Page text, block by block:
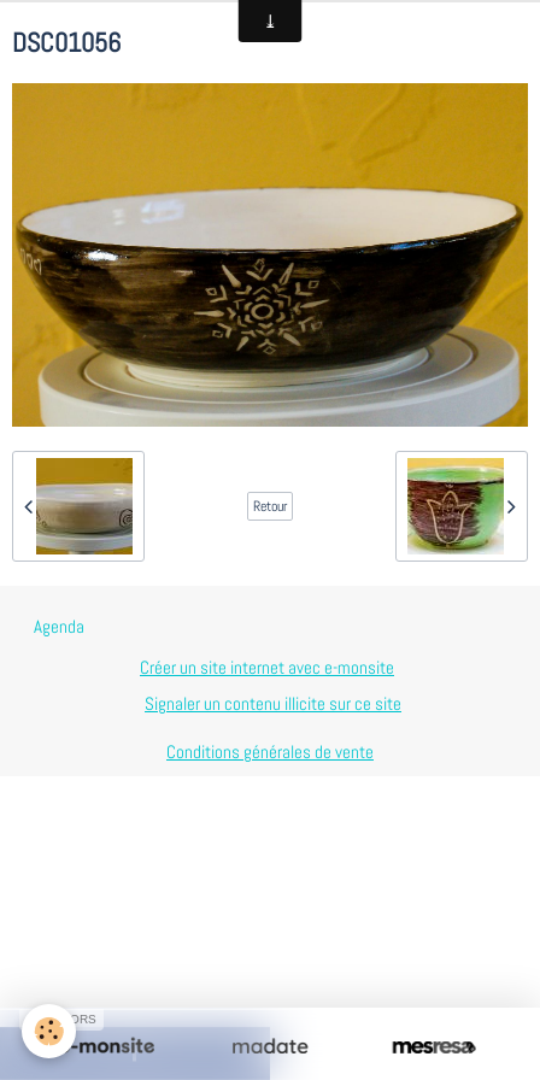
DSC01056
Retour
Agenda
Créer un site internet avec e-monsite
Signaler un contenu illicite sur ce site
Conditions générales de vente
SPONSORS